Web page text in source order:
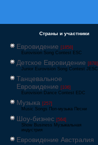
Страны и участники
Евровидение [1858]
Eurovision Song Contest ESC
Детское Евровидение [878]
Junior Eurovision Song Contest JESC
Танцевальное
Евровидение [106]
Eurovision Dance Contest EDC
Музыка [257]
Music Songs Поп-музыка Песни
Шоу-бизнес [564]
Show Business Музыкальная
индустрия
Евровидение Австралия